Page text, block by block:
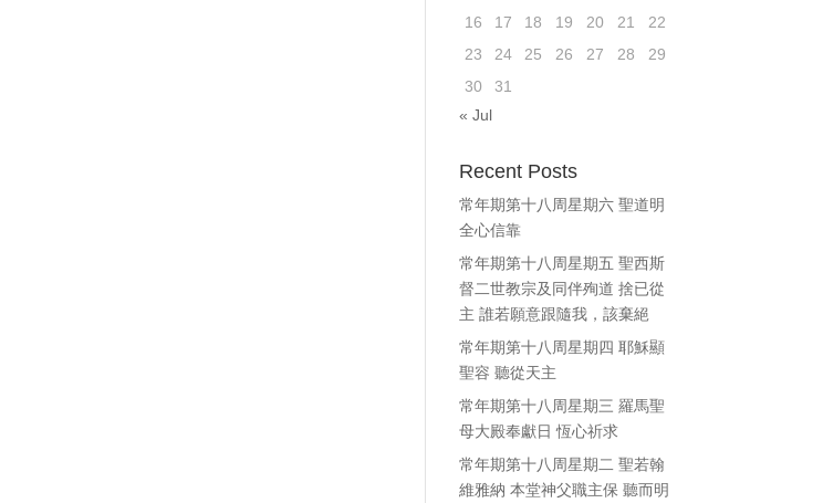
16
17 18 19 20 21
22
23
24 25 26 27 28
29
30
31
« Jul
Recent Posts
常年期第十八周星期六 聖道明
全心信靠
常年期第十八周星期五 聖西斯
督二世教宗及同伴殉道 捨已從
主 誰若願意跟隨我，該棄絕
常年期第十八周星期四 耶穌顯
聖容 聽從天主
常年期第十八周星期三 羅馬聖
母大殿奉獻日 恆心祈求
常年期第十八周星期二 聖若翰
維雅納 本堂神父職主保 聽而明